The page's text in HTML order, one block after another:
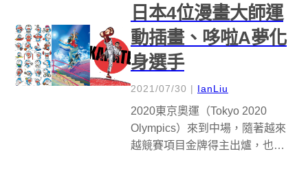
日本4位漫畫大師運
動插畫、哆啦A夢化
身選手
2021/07/30 | IanLiu
2020東京奧運（Tokyo 2020
Olympics）來到中場，隨著越來
越競賽項目金牌得主出爐，也不